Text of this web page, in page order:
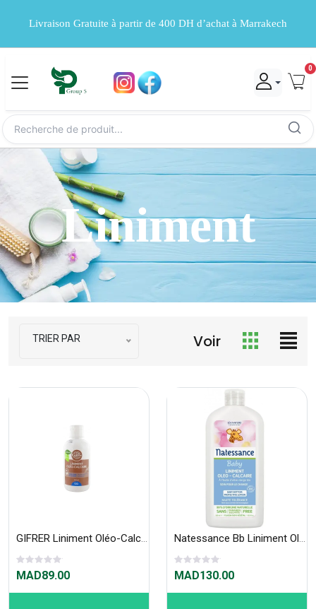
Livraison Gratuite à partir de 400 DH d’achat à Marrakech
0
Liniment
TRIER PAR Voir
GIFRER Liniment Oléo-Calcaire Stabilisé 250ml
MAD89.00
Natessance Bb Liniment Oleo-Calcaire 500ml
MAD130.00